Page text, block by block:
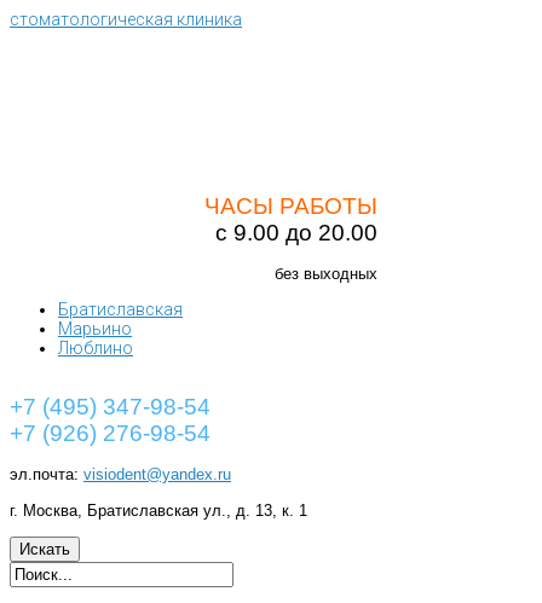
стоматологическая клиника
ЧАСЫ РАБОТЫ
с 9.00 до 20.00
без выходных
Братиславская
Марьино
Люблино
+7 (495) 347-98-54
+7 (926) 276-98-54
эл.почта: visiodent@yandex.ru
г. Москва, Братиславская ул., д. 13, к. 1